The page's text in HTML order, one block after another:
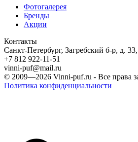
Фотогалерея
Бренды
Акции
Контакты
Санкт-Петербург, Загребский б-р, д.
+7 812 922-11-51
vinni-puf@mail.ru
© 2009—2026 Vinni-puf.ru - Все
Политика конфиденциальности